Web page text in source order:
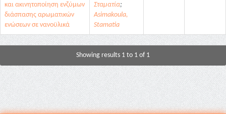
και ακινητοποίηση ενζύμων
διάσπασης αρωματικών
ενώσεων σε νανοϋλικά
Σταματία;
Asimakoula,
Stamatia
Showing results 1 to 1 of 1